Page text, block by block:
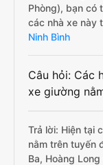
Phòng), bạn có
các nhà xe này
Ninh Bình
Câu hỏi: Các
xe giường
Trả lời: Hiện tại
nằm trên tuyến
Ba, Hoàng